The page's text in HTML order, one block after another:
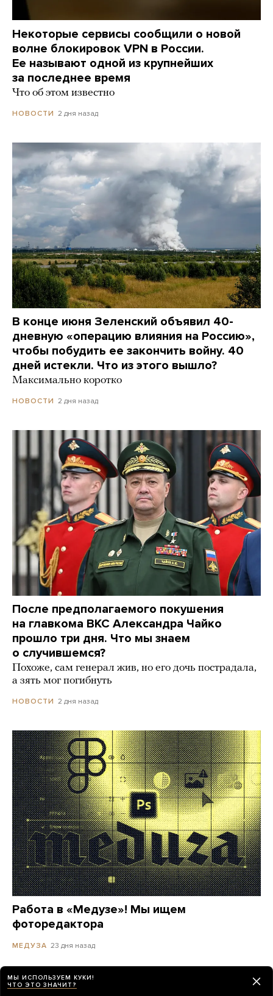
Некоторые сервисы сообщили о новой
волне блокировок VPN в России.
Ее называют одной из крупнейших
за последнее время
Что об этом известно
НОВОСТИ 2 дня назад
В конце июня Зеленский объявил 40-
дневную «операцию влияния на Россию»,
чтобы побудить ее закончить войну. 40
дней истекли. Что из этого вышло?
Максимально коротко
НОВОСТИ 2 дня назад
После предполагаемого покушения
на главкома ВКС Александра Чайко
прошло три дня. Что мы знаем
о случившемся?
Похоже, сам генерал жив, но его дочь пострадала,
а зять мог погибнуть
НОВОСТИ 2 дня назад
Работа в «Медузе»! Мы ищем
фоторедактора
МЕДУЗА 23 дня назад
МЫ ИСПОЛЬЗУЕМ КУКИ!
ЧТО ЭТО ЗНАЧИТ?